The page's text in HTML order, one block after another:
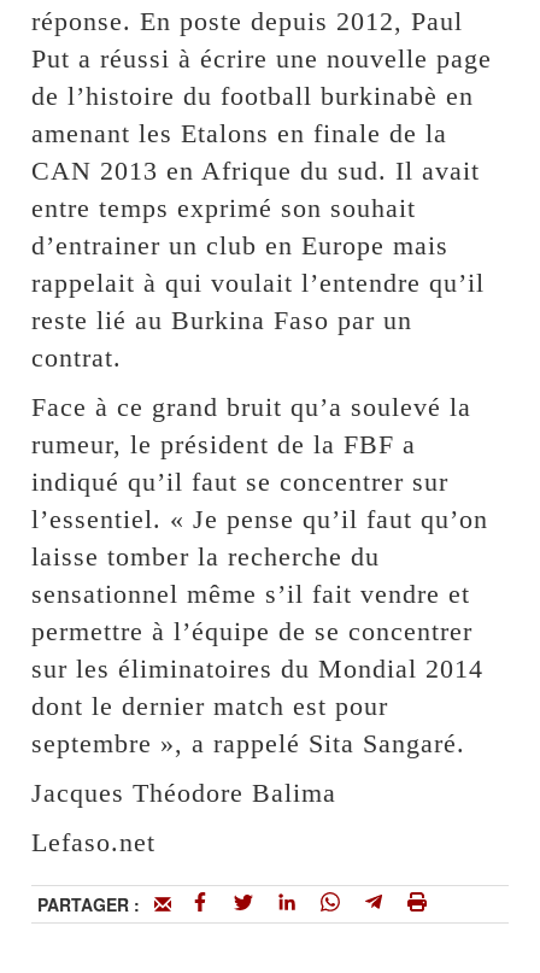
réponse. En poste depuis 2012, Paul
Put a réussi à écrire une nouvelle page
de l’histoire du football burkinabè en
amenant les Etalons en finale de la
CAN 2013 en Afrique du sud. Il avait
entre temps exprimé son souhait
d’entrainer un club en Europe mais
rappelait à qui voulait l’entendre qu’il
reste lié au Burkina Faso par un
contrat.
Face à ce grand bruit qu’a soulevé la
rumeur, le président de la FBF a
indiqué qu’il faut se concentrer sur
l’essentiel. « Je pense qu’il faut qu’on
laisse tomber la recherche du
sensationnel même s’il fait vendre et
permettre à l’équipe de se concentrer
sur les éliminatoires du Mondial 2014
dont le dernier match est pour
septembre », a rappelé Sita Sangaré.
Jacques Théodore Balima
Lefaso.net
PARTAGER :